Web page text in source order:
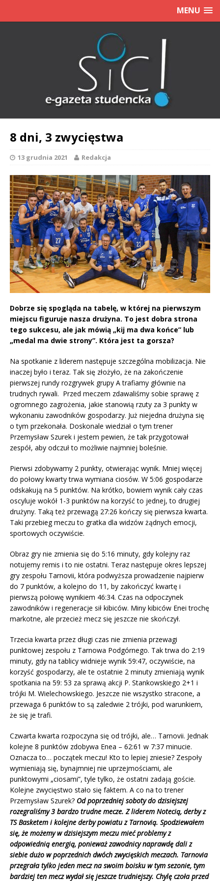
MENU
8 dni, 3 zwycięstwa
13 grudnia 2021 Redakcja
Dobrze się spogląda na tabelę, w której na pierwszym
miejscu figuruje nasza drużyna. To jest dobra strona
tego sukcesu, ale jak mówią „kij ma dwa końce” lub
„medal ma dwie strony”. Która jest ta gorsza?
Na spotkanie z liderem następuje szczególna mobilizacja. Nie
inaczej było i teraz. Tak się złożyło, że na zakończenie
pierwszej rundy rozgrywek grupy A trafiamy głównie na
trudnych rywali. Przed meczem zdawaliśmy sobie sprawę z
ogromnego zagrożenia, jakie stanowią rzuty za 3 punkty w
wykonaniu zawodników gospodarzy. Już niejedna drużyna się
o tym przekonała. Doskonale wiedział o tym trener
Przemysław Szurek i jestem pewien, że tak przygotował
zespół, aby odczuł to możliwie najmniej boleśnie.
Pierwsi zdobywamy 2 punkty, otwierając wynik. Mniej więcej
do połowy kwarty trwa wymiana ciosów. W 5:06 gospodarze
odskakują na 5 punktów. Na krótko, bowiem wynik cały czas
oscyluje wokół 1-3 punktów na korzyść to jednej, to drugiej
drużyny. Taką też przewagą 27:26 kończy się pierwsza kwarta.
Taki przebieg meczu to gratka dla widzów żądnych emocji,
sportowych oczywiście.
Obraz gry nie zmienia się do 5:16 minuty, gdy kolejny raz
notujemy remis i to nie ostatni. Teraz następuje okres lepszej
gry zespołu Tarnovii, która podwyższa prowadzenie najpierw
do 7 punktów, a kolejno do 11, by zakończyć kwartę i
pierwszą połowę wynikiem 46:34. Czas na odpoczynek
zawodników i regeneracje sił kibiców. Miny kibiców Enei trochę
markotne, ale przecież mecz się jeszcze nie skończył.
Trzecia kwarta przez długi czas nie zmienia przewagi
punktowej zespołu z Tarnowa Podgórnego. Tak trwa do 2:19
minuty, gdy na tablicy widnieje wynik 59:47, oczywiście, na
korzyść gospodarzy, ale te ostatnie 2 minuty zmieniają wynik
spotkania na 59: 53 za sprawą akcji P. Stankowskiego 2+1 i
trójki M. Wielechowskiego. Jeszcze nie wszystko stracone, a
przewaga 6 punktów to są zaledwie 2 trójki, pod warunkiem,
że się je trafi.
Czwarta kwarta rozpoczyna się od trójki, ale… Tarnovii. Jednak
kolejne 8 punktów zdobywa Enea – 62:61 w 7:37 minucie.
Oznacza to… początek meczu! Kto to lepiej zniesie? Zespoły
wymieniają się, bynajmniej nie uprzejmościami, ale
punktowymi „ciosami”, tyle tylko, że ostatni zadają goście.
Kolejne zwycięstwo stało się faktem. A co na to trener
Przemysław Szurek? Od poprzedniej soboty do dzisiejszej
rozegraliśmy 3 bardzo trudne mecze. Z liderem Notecią, derby z
TS Basketem i kolejne derby powiatu z Tarnovią. Spodziewałem
się, że możemy w dzisiejszym meczu mieć problemy z
odpowiednią energią, ponieważ zawodnicy naprawdę dali z
siebie dużo w poprzednich dwóch zwycięskich meczach. Tarnovia
przegrała tylko jeden mecz na swoim boisku w tym sezonie, tym
bardziej ten mecz wydał się jeszcze trudniejszy. Chylę czoła przed